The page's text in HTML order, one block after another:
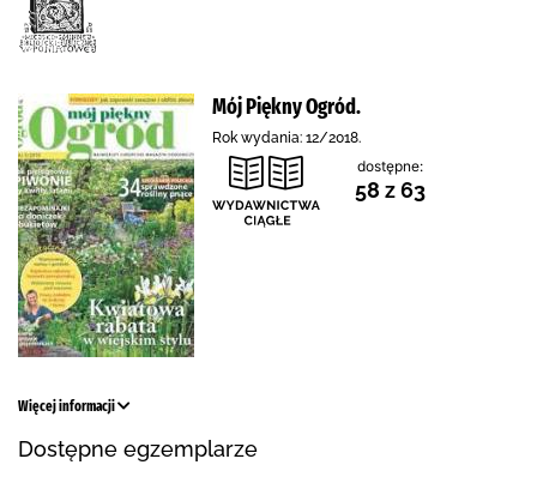
Mój Piękny Ogród.
Rok wydania: 12/2018.
dostępne:
58 z 63
Więcej informacji
Dostępne egzemplarze